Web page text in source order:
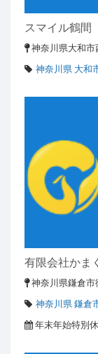
スマイル鶴間
神奈川県大和
神奈川県 大和
有限会社かま
神奈川県鎌倉
神奈川県 鎌倉
年末年始特別